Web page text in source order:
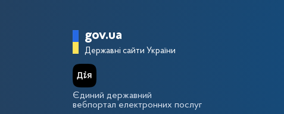
Головна сторінка
gov.ua
Державні сайти України
Єдиний державний
вебпортал електронних послуг